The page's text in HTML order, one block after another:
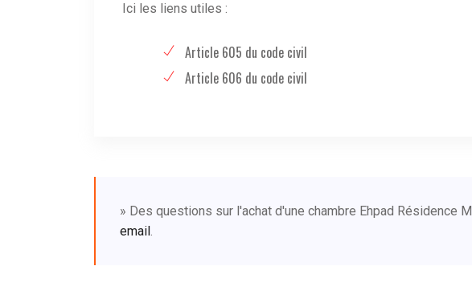
Ici les liens utiles :
Article 605 du code civil
Article 606 du code civil
» Des questions sur l'achat d'une chambre Ehpad Résidence
email .